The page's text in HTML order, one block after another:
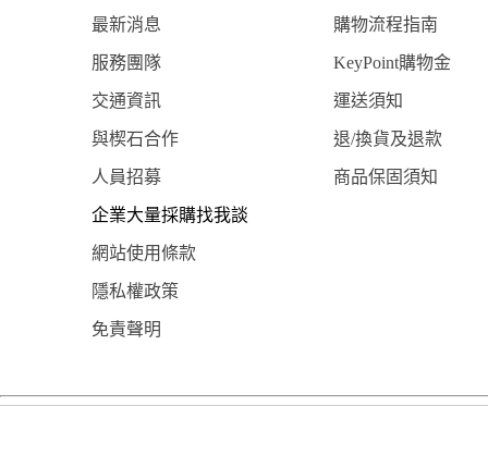
最新消息 購物流程指南
服務團隊 KeyPoint購物金
交通資訊 運送須知
與楔石合作 退/換貨及退款
人員招募 商品保固須知
企業大量採購找我談
網站使用條款
隱私權政策
免責聲明